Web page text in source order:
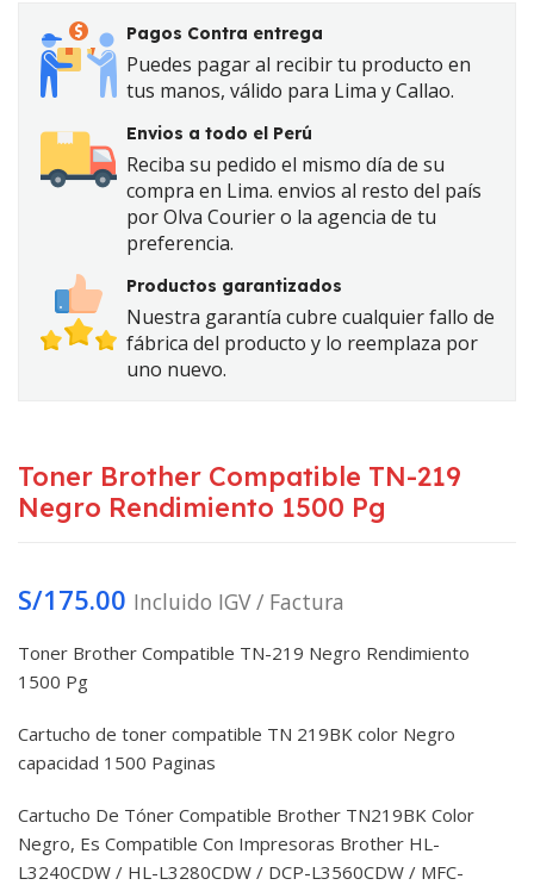
Pagos Contra entrega
Puedes pagar al recibir tu producto en
tus manos, válido para Lima y Callao.
Envios a todo el Perú
Reciba su pedido el mismo día de su
compra en Lima. envios al resto del país
por Olva Courier o la agencia de tu
preferencia.
Productos garantizados
Nuestra garantía cubre cualquier fallo de
fábrica del producto y lo reemplaza por
uno nuevo.
Toner Brother Compatible TN-219
Negro Rendimiento 1500 Pg
S/175.00 Incluido IGV / Factura
Toner Brother Compatible TN-219 Negro Rendimiento
1500 Pg
Cartucho de toner compatible TN 219BK color Negro
capacidad 1500 Paginas
Cartucho De Tóner Compatible Brother TN219BK Color
Negro, Es Compatible Con Impresoras Brother HL-
L3240CDW / HL-L3280CDW / DCP-L3560CDW / MFC-